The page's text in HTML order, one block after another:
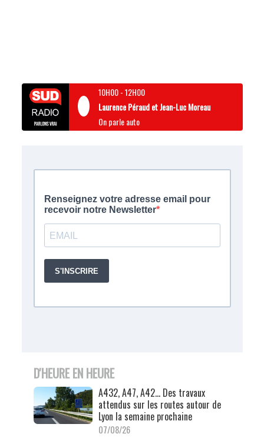
10H00-12H00
Laurence Péraud et Jean-Luc Moreau
On parle auto
D'HEURE EN HEURE
A432, A47, A42… Des travaux
attendus sur les routes autour de
Lyon la semaine prochaine
07/08/26